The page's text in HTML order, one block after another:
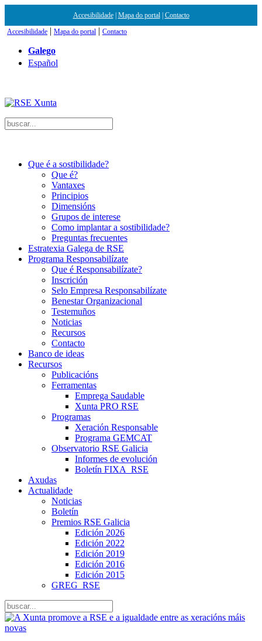
Accesibilidade| Mapa do portal| Contacto
Accesibilidade | Mapa do portal | Contacto
Galego
Español
Que é a sostibilidade?
Que é?
Vantaxes
Principios
Dimensións
Grupos de interese
Como implantar a sostibilidade?
Preguntas frecuentes
Estratexia Galega de RSE
Programa Responsabilízate
Que é Responsabilízate?
Inscrición
Selo Empresa Responsabilízate
Benestar Organizacional
Testemuños
Noticias
Recursos
Contacto
Banco de ideas
Recursos
Publicacións
Ferramentas
Emprega Saudable
Xunta PRO RSE
Programas
Xeración Responsable
Programa GEMCAT
Observatorio RSE Galicia
Informes de evolución
Boletín FIXA_RSE
Axudas
Actualidade
Noticias
Boletín
Premios RSE Galicia
Edición 2026
Edición 2022
Edición 2019
Edición 2016
Edición 2015
GREG_RSE